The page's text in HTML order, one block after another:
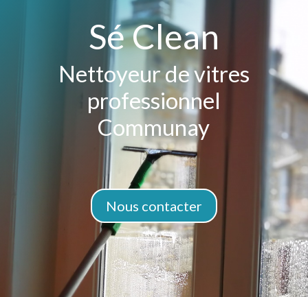
Sé Clean
Nettoyeur de vitres
professionnel
Communay
Nous contacter